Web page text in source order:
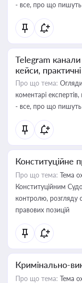
- все, про що пишуть
Telegram
кейси,
Про що тема:
коментарі
- все, про що пишуть
Конституційне
Про що тема: Тема
Конституційним
контролю, розгляду
правових позицій
Кримінально-
Про що тема: Тема